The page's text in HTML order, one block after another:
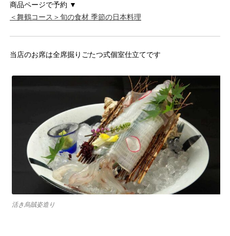
商品ページで予約 ▼
＜舞鶴コース＞旬の食材 季節の日本料理
当店のお席は全席掘りごたつ式個室仕立てです
活き烏賊姿造り